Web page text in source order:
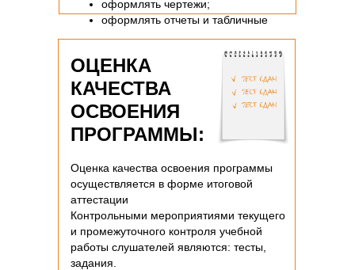
оформлять чертежи;
оформлять отчеты и табличные
документы;
импортировать и экспортировать
данные в сторонние приложения.
Оценка качества освоения программы
осуществляется в форме итоговой
аттестации
Контрольными мероприятиями текущего
и промежуточного контроля учебной
работы слушателей являются: тесты,
задания.
ОЦЕНКА
КАЧЕСТВА
ОСВОЕНИЯ
ПРОГРАММЫ: